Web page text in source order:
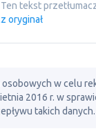
Ten tekst
oryginał
w celu
2016 r. w
takich danych.